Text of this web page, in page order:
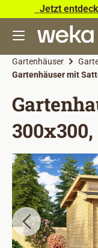
Zum Hauptinhalt
Jetzt
Gartenhäuser
Gartenhäuser mit
Bildergalerie